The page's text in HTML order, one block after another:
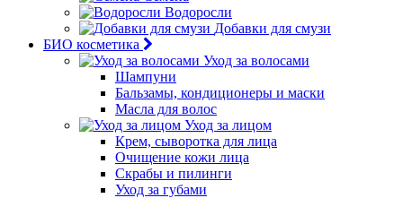
Водоросли
Добавки для смузи
БИО косметика
Уход за волосами
Шампуни
Бальзамы, кондиционеры и маски
Масла для волос
Уход за лицом
Крем, сыворотка для лица
Очищение кожи лица
Скрабы и пилинги
Уход за губами